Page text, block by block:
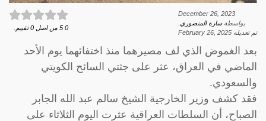
December 26, 2023
بواسطةسارة المنصوري
تم تعديله February 26, 2025
0
5 من اصل 0 تقييم.
بعد الغموض الذي لف مصيرهما منذ اختفائهما يوم الأحد
الماضي في العراق، عثر على جثتي السائح الكويتي
والسعودي.
فقد كشف وزير الخارجية الشيخ سالم عبد الله الجابر
الصباح، أن السلطات العراقية عثرت اليوم الثلاثاء على